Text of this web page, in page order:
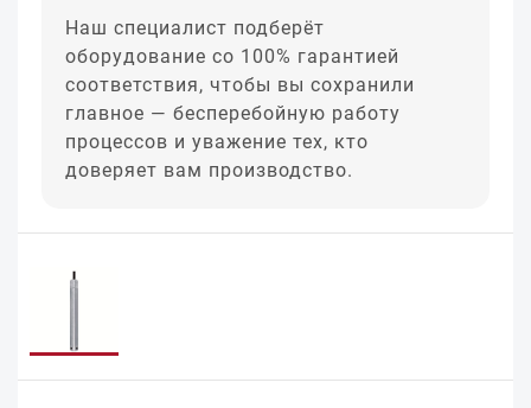
Наш специалист подберёт
оборудование со 100% гарантией
соответствия, чтобы вы сохранили
главное — бесперебойную работу
процессов и уважение тех, кто
доверяет вам производство.